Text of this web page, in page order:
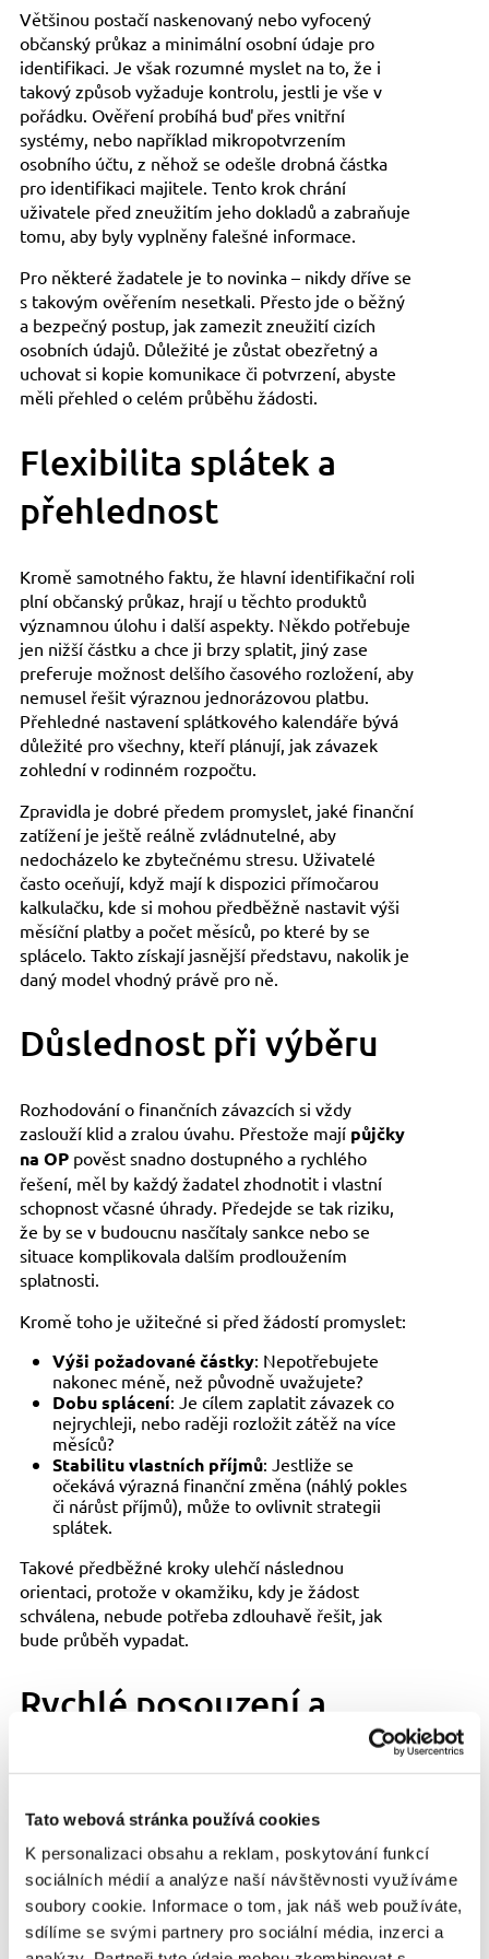
Tato webová stránka používá cookies
K personalizaci obsahu a reklam, poskytování funkcí
sociálních médií a analýze naší návštěvnosti využíváme
soubory cookie. Informace o tom, jak náš web používáte,
sdílíme se svými partnery pro sociální média, inzerci a
Většinou postačí naskenovaný nebo vyfocený
občanský průkaz a minimální osobní údaje pro
identifikaci. Je však rozumné myslet na to, že i
takový způsob vyžaduje kontrolu, jestli je vše v
pořádku. Ověření probíhá buď přes vnitřní
systémy, nebo například mikropotvrzením
osobního účtu, z něhož se odešle drobná částka
pro identifikaci majitele. Tento krok chrání
uživatele před zneužitím jeho dokladů a zabraňuje
tomu, aby byly vyplněny falešné informace.
Pro některé žadatele je to novinka – nikdy dříve se
s takovým ověřením nesetkali. Přesto jde o běžný
a bezpečný postup, jak zamezit zneužití cizích
osobních údajů. Důležité je zůstat obezřetný a
uchovat si kopie komunikace či potvrzení, abyste
měli přehled o celém průběhu žádosti.
Flexibilita splátek a
přehlednost
Kromě samotného faktu, že hlavní identifikační roli
plní občanský průkaz, hrají u těchto produktů
významnou úlohu i další aspekty. Někdo potřebuje
jen nižší částku a chce ji brzy splatit, jiný zase
preferuje možnost delšího časového rozložení, aby
nemusel řešit výraznou jednorázovou platbu.
Přehledné nastavení splátkového kalendáře bývá
důležité pro všechny, kteří plánují, jak závazek
zohlední v rodinném rozpočtu.
Zpravidla je dobré předem promyslet, jaké finanční
zatížení je ještě reálně zvládnutelné, aby
nedocházelo ke zbytečnému stresu. Uživatelé
často oceňují, když mají k dispozici přímočarou
kalkulačku, kde si mohou předběžně nastavit výši
měsíční platby a počet měsíců, po které by se
splácelo. Takto získají jasnější představu, nakolik je
daný model vhodný právě pro ně.
Důslednost při výběru
Rozhodování o finančních závazcích si vždy
zaslouží klid a zralou úvahu. Přestože mají půjčky
na OPpověst snadno dostupného a rychlého
řešení, měl by každý žadatel zhodnotit i vlastní
schopnost včasné úhrady. Předejde se tak riziku,
že by se v budoucnu nasčítaly sankce nebo se
situace komplikovala dalším prodloužením
splatnosti.
Kromě toho je užitečné si před žádostí promyslet:
Výši požadované částky: Nepotřebujete
nakonec méně, než původně uvažujete?
Dobu splácení: Je cílem zaplatit závazek co
nejrychleji, nebo raději rozložit zátěž na více
měsíců?
Stabilitu vlastních příjmů: Jestliže se
očekává výrazná finanční změna (náhlý pokles
či nárůst příjmů), může to ovlivnit strategii
splátek.
Takové předběžné kroky ulehčí následnou
orientaci, protože v okamžiku, kdy je žádost
schválena, nebude potřeba zdlouhavě řešit, jak
bude průběh vypadat.
Rychlé posouzení a
Běžnou výhodou bývá, že proces schvalování
Po odeslání žádosti může být
výsledek znám téměř okamžitě, což je jeden z
hlavních důvodů, proč se tolik lidí přiklání k online
formám. V situacích, které nepočkají, je totiž
nepříjemné čekat několik dnů, než se dozvíte, zda